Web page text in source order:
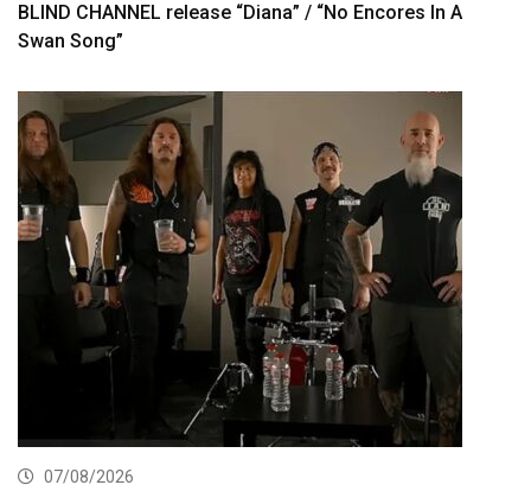
BLIND CHANNEL release “Diana” / “No Encores In A
Swan Song”
07/08/2026